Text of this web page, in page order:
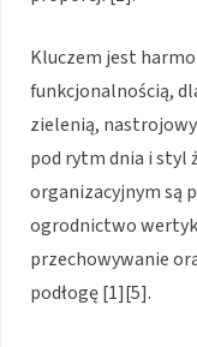
Kluczem jest
funkcjonalnością,
zielenią,
pod rytm dnia i styl
organizacyjnym są
ogrodnictwo
przechowywanie
podłogę [1][5].